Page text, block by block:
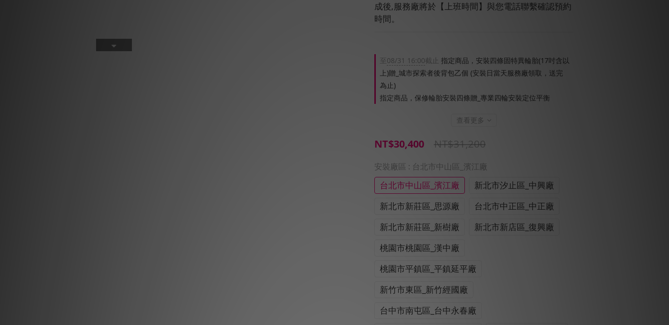
成後,服務廠將於【上班時間】與您電話聯繫確認預約
時間。
至08/31 16:00截止 指定商品，安裝四條固特異輪胎(17吋含以
上)贈_城市探索者後背包乙個 (安裝日當天服務廠領取，送完
為止)
指定商品，保修輪胎安裝四條贈_專業四輪安裝定位平衡
查看更多
NT$30,400 NT$31,200
安裝廠區 : 台北市中山區_濱江廠
台北市中山區_濱江廠
新北市汐止區_中興廠
新北市新莊區_思源廠
台北市中正區_中正廠
新北市新莊區_新樹廠
新北市新店區_復興廠
桃園市桃園區_漢中廠
桃園市平鎮區_平鎮延平廠
新竹市東區_新竹經國廠
台中市南屯區_台中永春廠